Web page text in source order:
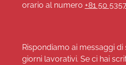
orario al numero +81 50
Rispondiamo ai messaggi di
giorni lavorativi. Se ci hai